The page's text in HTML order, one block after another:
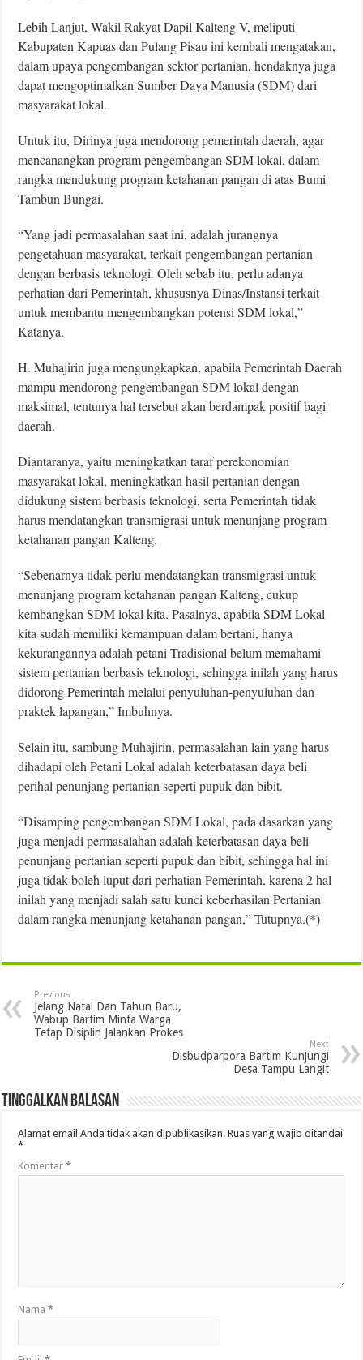
Lebih Lanjut, Wakil Rakyat Dapil Kalteng V, meliputi
Kabupaten Kapuas dan Pulang Pisau ini kembali mengatakan,
dalam upaya pengembangan sektor pertanian, hendaknya juga
dapat mengoptimalkan Sumber Daya Manusia (SDM) dari
masyarakat lokal.
Untuk itu, Dirinya juga mendorong pemerintah daerah, agar
mencanangkan program pengembangan SDM lokal, dalam
rangka mendukung program ketahanan pangan di atas Bumi
Tambun Bungai.
“Yang jadi permasalahan saat ini, adalah jurangnya
pengetahuan masyarakat, terkait pengembangan pertanian
dengan berbasis teknologi. Oleh sebab itu, perlu adanya
perhatian dari Pemerintah, khususnya Dinas/Instansi terkait
untuk membantu mengembangkan potensi SDM lokal,”
Katanya.
H. Muhajirin juga mengungkapkan, apabila Pemerintah Daerah
mampu mendorong pengembangan SDM lokal dengan
maksimal, tentunya hal tersebut akan berdampak positif bagi
daerah.
Diantaranya, yaitu meningkatkan taraf perekonomian
masyarakat lokal, meningkatkan hasil pertanian dengan
didukung sistem berbasis teknologi, serta Pemerintah tidak
harus mendatangkan transmigrasi untuk menunjang program
ketahanan pangan Kalteng.
“Sebenarnya tidak perlu mendatangkan transmigrasi untuk
menunjang program ketahanan pangan Kalteng, cukup
kembangkan SDM lokal kita. Pasalnya, apabila SDM Lokal
kita sudah memiliki kemampuan dalam bertani, hanya
kekurangannya adalah petani Tradisional belum memahami
sistem pertanian berbasis teknologi, sehingga inilah yang harus
didorong Pemerintah melalui penyuluhan-penyuluhan dan
praktek lapangan,” Imbuhnya.
Selain itu, sambung Muhajirin, permasalahan lain yang harus
dihadapi oleh Petani Lokal adalah keterbatasan daya beli
perihal penunjang pertanian seperti pupuk dan bibit.
“Disamping pengembangan SDM Lokal, pada dasarkan yang
juga menjadi permasalahan adalah keterbatasan daya beli
penunjang pertanian seperti pupuk dan bibit, sehingga hal ini
juga tidak boleh luput dari perhatian Pemerintah, karena 2 hal
inilah yang menjadi salah satu kunci keberhasilan Pertanian
dalam rangka menunjang ketahanan pangan,” Tutupnya.(*)
Previous
Jelang Natal Dan Tahun Baru,
Wabup Bartim Minta Warga
Tetap Disiplin Jalankan Prokes
Next
Disbudparpora Bartim Kunjungi
Desa Tampu Langit
Tinggalkan Balasan
Alamat email Anda tidak akan dipublikasikan. Ruas yang wajib ditandai
*
Komentar*
Nama*